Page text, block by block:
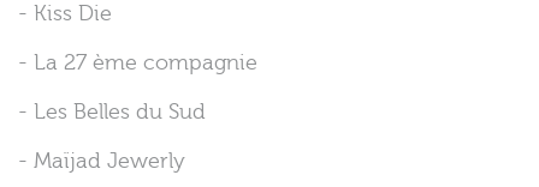
- Kiss Die
- La 27 ème compagnie
- Les Belles du Sud
- Maïjad Jewerly